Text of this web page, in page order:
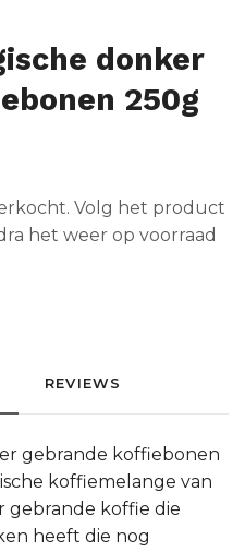
donker
250g
Volg het product
het weer op voorraad
REVIEWS
gebrande koffiebonen
koffiemelange van
gebrande koffie die
heeft die nog